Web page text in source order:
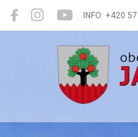
INFO: +420
Jablůnka